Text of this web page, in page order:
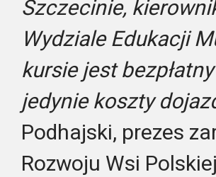
Szczecinie,
Wydziale Edukacji
kursie jest
jedynie koszty
Podhajski, prezes
Rozwoju Wsi